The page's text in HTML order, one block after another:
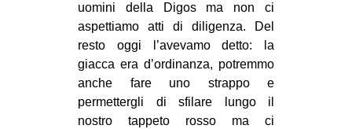
uomini della Digos ma non ci
aspettiamo atti di diligenza. Del
resto oggi l’avevamo detto: la
giacca era d’ordinanza, potremmo
anche fare uno strappo e
permettergli di sfilare lungo il
nostro tappeto rosso ma ci